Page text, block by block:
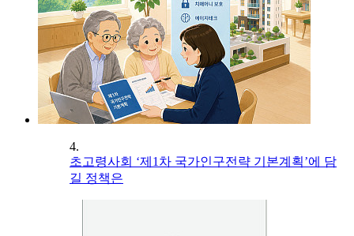
4.
초고령사회 ‘제1차 국가인구전략 기본계획’에 담
길 정책은